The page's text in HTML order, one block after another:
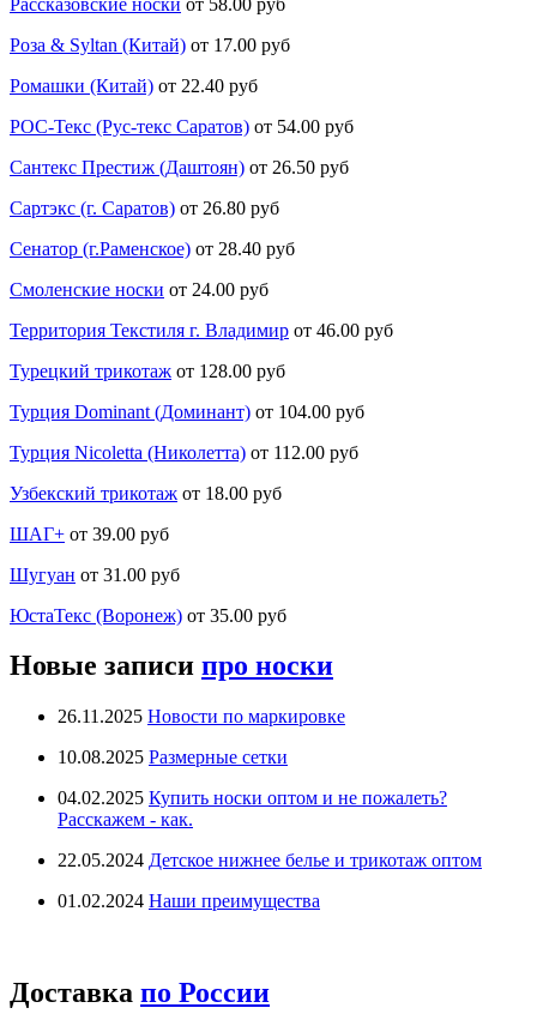
Роза & Syltan (Китай) от 17.00 руб
Ромашки (Китай) от 22.40 руб
РОС-Текс (Рус-текс Саратов) от 54.00 руб
Сантекс Престиж (Даштоян) от 26.50 руб
Сартэкс (г. Саратов) от 26.80 руб
Сенатор (г.Раменское) от 28.40 руб
Смоленские носки от 24.00 руб
Территория Текстиля г. Владимир от 46.00 руб
Турецкий трикотаж от 128.00 руб
Турция Dominant (Доминант) от 104.00 руб
Турция Nicoletta (Николетта) от 112.00 руб
Узбекский трикотаж от 18.00 руб
ШАГ+ от 39.00 руб
Шугуан от 31.00 руб
ЮстаТекс (Воронеж) от 35.00 руб
Новые записи про носки
26.11.2025 Новости по маркировке
10.08.2025 Размерные сетки
04.02.2025 Купить носки оптом и не пожалеть?
Расскажем - как.
22.05.2024 Детское нижнее белье и трикотаж оптом
01.02.2024 Наши преимущества
Доставка по России